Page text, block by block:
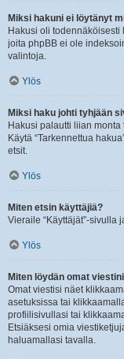
Miksi hakuni ei löytänyt
Hakusi oli
joita phpBB ei ole
valintoja.
Ylös
Miksi haku johti tyhjään
Hakusi palautti liian
Käytä “Tarkennettua
etsit.
Ylös
Miten etsin käyttäjiä?
Vieraile “Käyttäjät”-sivulla
Ylös
Miten löydän omat
Omat viestisi näet
asetuksissa tai
profiilisivullasi tai
Etsiäksesi omia
haluamallasi tavalla.